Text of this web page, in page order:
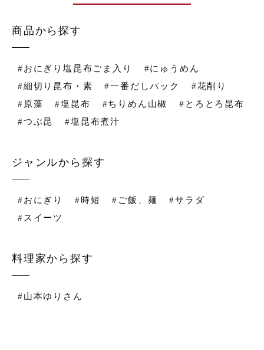
商品から探す
#おにぎり塩昆布ごま入り
#にゅうめん
#細切り昆布・素
#一番だしパック
#花削り
#原藻
#塩昆布 #ちりめん山椒
#とろとろ昆布
#つぶ昆
#塩昆布煮汁
ジャンルから探す
#おにぎり #時短 #ご飯、麺
#サラダ
#スイーツ
料理家から探す
#山本ゆりさん